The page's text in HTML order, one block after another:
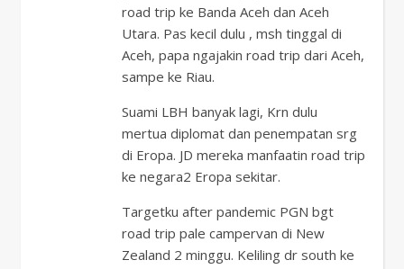
road trip ke Banda Aceh dan Aceh
Utara. Pas kecil dulu , msh tinggal di
Aceh, papa ngajakin road trip dari Aceh,
sampe ke Riau.
Suami LBH banyak lagi, Krn dulu
mertua diplomat dan penempatan srg
di Eropa. JD mereka manfaatin road trip
ke negara2 Eropa sekitar.
Targetku after pandemic PGN bgt
road trip pale campervan di New
Zealand 2 minggu. Keliling dr south ke